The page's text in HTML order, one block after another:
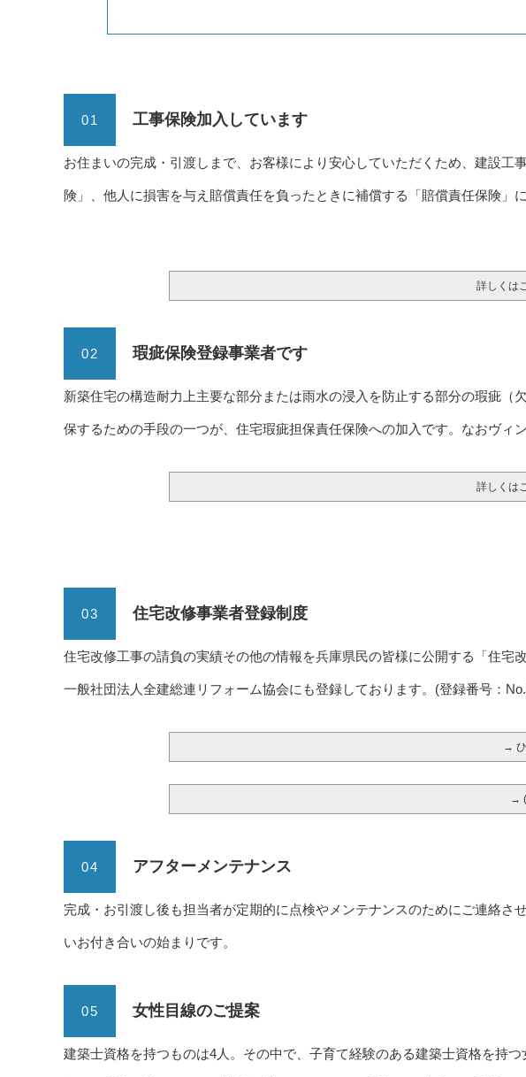
01 工事保険加入しています
お住まいの完成・引渡しまで、お客様により安心していただくため、建設
険」、他人に損害を与え賠償責任を負ったときに補償する「賠償責任保険」
詳しくは
02 瑕疵保険登録事業者です
新築住宅の構造耐力上主要な部分または雨水の浸入を防止する部分の瑕疵
保するための手段の一つが、住宅瑕疵担保責任保険への加入です。なおヴィ
詳しくは
03 住宅改修事業者登録制度
住宅改修工事の請負の実績その他の情報を兵庫県民の皆様に公開する「住
一般社団法人全建総連リフォーム協会にも登録しております。(登録番号：
→
→
04 アフターメンテナンス
完成・お引渡し後も担当者が定期的に点検やメンテナンスのためにご連絡
いお付き合いの始まりです。
05 女性目線のご提案
建築士資格を持つものは4人。その中で、子育て経験のある建築士資格を持